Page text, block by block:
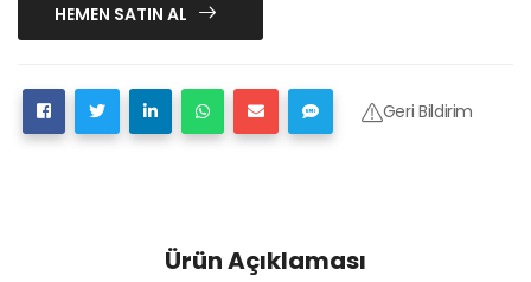
HEMEN SATIN AL
Geri Bildirim
Ürün Açıklaması